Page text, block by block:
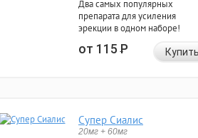
Два самых популярных
препарата для усиления
эрекции в одном наборе!
от 115Р Купить
Супер Сиалис
20мг + 60мг